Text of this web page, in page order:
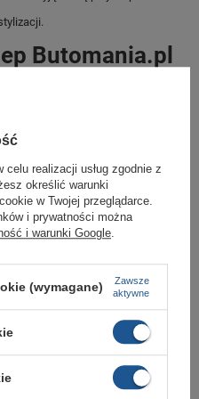
Butomania.pl
masz gwarancję, że towar jest
dystrybucyjnej.
bądź wymiany towaru bez
Reebok
realizacji usług zgodnie z
określić warunki
w Twojej przeglądarce.
i prywatności można
i warunki Google
(wymagane)
Zawsze
aktywne